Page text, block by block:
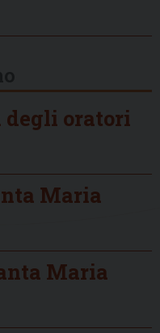
degli oratori
Maria
Maria